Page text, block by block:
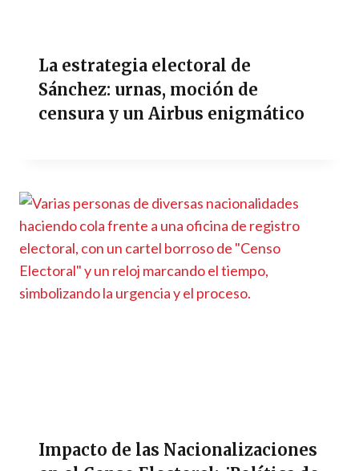
La estrategia electoral de
Sánchez: urnas, moción de
censura y un Airbus enigmático
Impacto de las Nacionalizaciones